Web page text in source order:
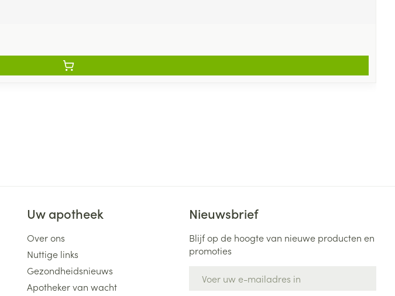
Uw apotheek
Over ons
Nuttige links
Gezondheidsnieuws
Apotheker van wacht
Nieuwsbrief
Blijf op de hoogte van nieuwe producten en
promoties